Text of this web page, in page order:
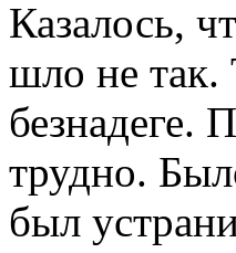
Казалось,
шло не
безнадеге.
трудно.
был